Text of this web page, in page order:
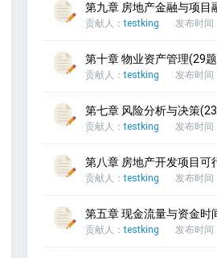
第九章 房地产金融与项目
贡献人：testking 发布时
第十章 物业资产管理(29
贡献人：testking 发布时
第七章 风险分析与决策
贡献人：testking 发布时
第八章 房地产开发项目可
贡献人：testking 发布时
第五章 现金流量与资金时
贡献人：testking 发布时